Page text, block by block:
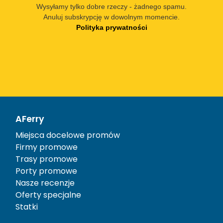
Wysyłamy tylko dobre rzeczy - żadnego spamu.
Anuluj subskrypcję w dowolnym momencie.
Polityka prywatności
AFerry
Miejsca docelowe promów
Firmy promowe
Trasy promowe
Porty promowe
Nasze recenzje
Oferty specjalne
Statki